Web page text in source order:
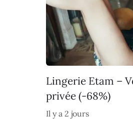
Lingerie Etam –
privée (-68%)
Il y a 2 jours